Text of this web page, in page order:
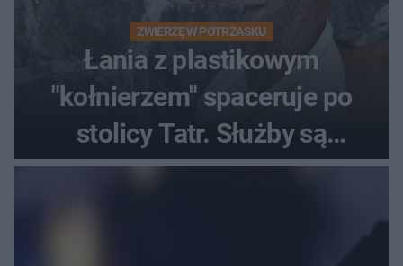
ZWIERZĘ W POTRZASKU
Łania z plastikowym
"kołnierzem" spaceruje po
stolicy Tatr. Służby są
bezradne